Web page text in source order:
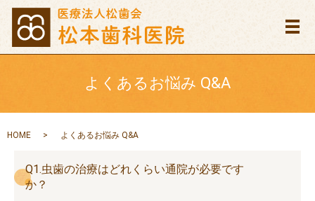
メ
よくあるお悩み Q&A
HOME よくあるお悩み Q&A
Q1.虫歯の治療はどれくらい通院が必要です
か？